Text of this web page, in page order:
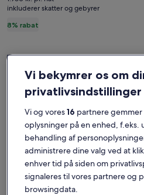
siden
af
og
strand
8% rabat
se
inkluderer skatter og gebyrer
Find
Søg efter huse Søg
Vi bekymrer os om
privatlivsindstillinger
Vi og vores16 partnere
oplysninger på en enhed, f.eks.
behandling af
administrere dine valg ved at
enhver tid på siden om
signaleres til vores partnere og
browsingdata.